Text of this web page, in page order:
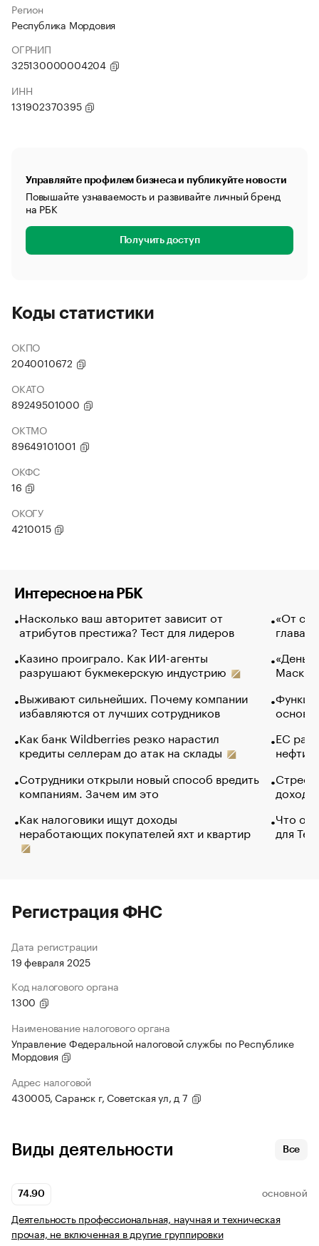
Регион
Республика Мордовия
ОГРНИП
325130000004204
ИНН
131902370395
Управляйте профилем бизнеса и публикуйте новости
Повышайте узнаваемость и развивайте личный бренд
на РБК
Получить доступ
Коды статистики
ОКПО
2040010672
ОКАТО
89249501000
ОКТМО
89649101001
ОКФС
16
ОКОГУ
4210015
Интересное на РБК
Насколько ваш авторитет зависит от
атрибутов престижа? Тест для лидеров
Казино проиграло. Как ИИ-агенты
разрушают букмекерскую индустрию
Выживают сильнейших. Почему компании
избавляются от лучших сотрудников
Как банк Wildberries резко нарастил
кредиты селлерам до атак на склады
Сотрудники открыли новый способ вредить
компаниям. Зачем им это
Как налоговики ищут доходы
неработающих покупателей яхт и квартир
«От
глава
Маск в
основ
ЕС
нефти
Что
для
Регистрация ФНС
Дата регистрации
19 февраля 2025
Код налогового органа
1300
Наименование налогового органа
Управление Федеральной налоговой службы по Республике
Мордовия
Адрес налоговой
430005, Саранск г, Советская ул, д 7
Виды деятельности Все
74.90 ОСНОВНОЙ
Деятельность профессиональная, научная и техническая
прочая, не включенная в другие группировки